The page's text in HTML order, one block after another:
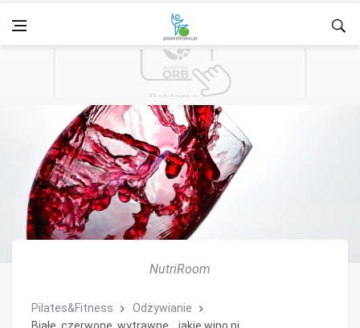
NutriRoom
Pilates&Fitness
Odżywianie